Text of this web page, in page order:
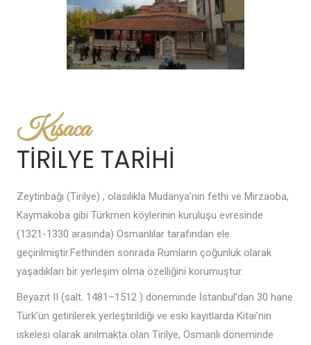
Kısaca
TİRİLYE TARİHİ
Zeytinbağı (Tirilye) , olasılıkla Mudanya’nın fethi ve Mirzaoba,
Kaymakoba gibi Türkmen köylerinin kuruluşu evresinde
(1321-1330 arasında) Osmanlılar tarafından ele
geçirilmiştir.Fethinden sonrada Rumların çoğunluk olarak
yaşadıkları bir yerleşim olma özelliğini korumuştur.
Beyazıt II (salt. 1481–1512 ) döneminde İstanbul’dan 30 hane
Türk’ün getirilerek yerleştirildiği ve eski kayıtlarda Kitai’nin
iskelesi olarak anılmakta olan Tirilye, Osmanlı döneminde